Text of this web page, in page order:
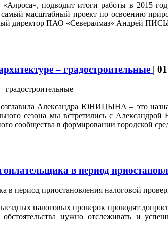
подводит итоги работы в 2015
масштабный проект по освоению
директор ПАО «Севералмаз» Андрей
– градостроительные |
Александра ЮНИЦЫНА – это
сезона мы встретились с Александрой
сообщества в формировании городской
в период
налоговых проверок проводят
нужно отслеживать и